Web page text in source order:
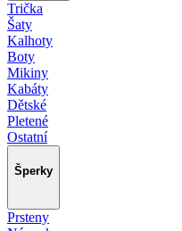
Trička
Šaty
Kalhoty
Boty
Mikiny
Kabáty
Dětské
Pletené
Ostatní
Šperky
Prsteny